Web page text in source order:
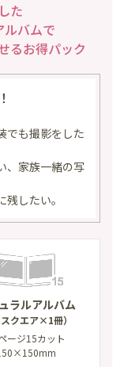
た
バムで
るお得パック
でも撮影をした
、家族一緒の写
したい。
ラルアルバム
スクエア×1冊）
ージ15カット